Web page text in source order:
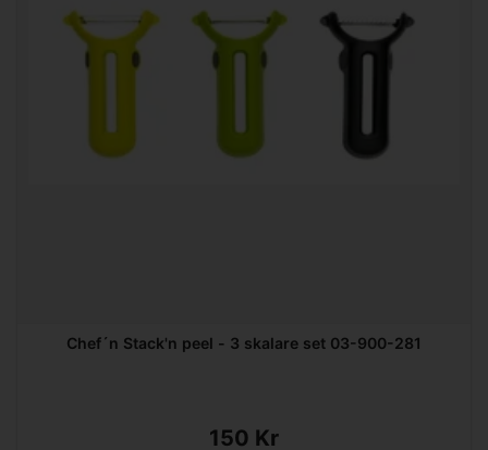
Chef´n Stack'n peel - 3 skalare set 03-900-281
150 Kr